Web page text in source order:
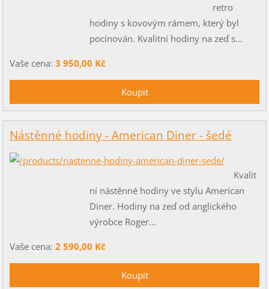
retro
hodiny s kovovým rámem, který byl
pocínován. Kvalitní hodiny na zeď s...
Vaše cena: 3 950,00 Kč
Nástěnné hodiny - American Diner - šedé
Kvalit
ní nástěnné hodiny ve stylu American
Diner. Hodiny na zeď od anglického
výrobce Roger...
Vaše cena: 2 590,00 Kč